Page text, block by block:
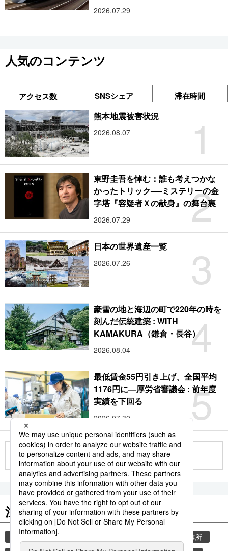
2026.07.29
人気のコンテンツ
アクセス数 SNSシェア 滞在時間
1
熊本地震被害状況
2026.08.07
2
東野圭吾を悼む：誰も考えつかな
かったトリック──ミステリーの金
字塔『容疑者Ｘの献身』の舞台裏
2026.07.29
3
日本の世界遺産一覧
2026.07.26
4
豪雪の地と海辺の町で220年の時を
刻んだ伝統建築 : WITH
KAMAKURA（鎌倉・長谷）
2026.08.04
5
最低賃金55円引き上げ、全国平均
1176円に―厚労省審議会 : 前年度
実績を下回る
2026.07.30
もっと見る
注目のキーワード
共同通信ニュース
避難所